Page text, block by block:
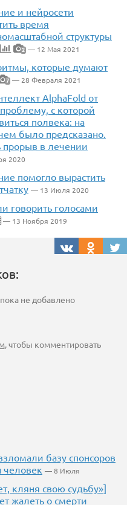
и нейросети
время
структуры
2 — 12 Мая 2021
которые думают
7 — 28 Февраля 2021
AlphaFold от
с которой
полвека: на
было предсказано.
прорыв в лечении
2020
помогло вырастить
— 13 Июля 2020
говорить голосами
— 13 Ноября 2019
не добавлено
, чтобы комментировать
базу спонсоров
— 8 Июля
кляня свою судьбу»]
жалеть о смерти